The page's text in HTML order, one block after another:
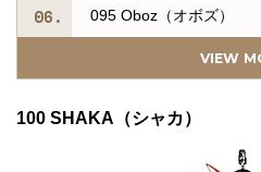
095 Oboz（オボズ）
094 inov-8（イノヴェイ
093 Salomon（サロモン
092 On（オン）
091 HOKA ONE ONE（
VIEW
100 SHAKA（シャカ）